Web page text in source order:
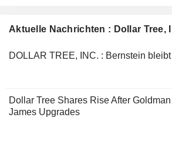
Aktuelle Nachrichten : Dollar Tree,
DOLLAR TREE, INC. : Bernstein bleibt
Dollar Tree Shares Rise After
James Upgrades